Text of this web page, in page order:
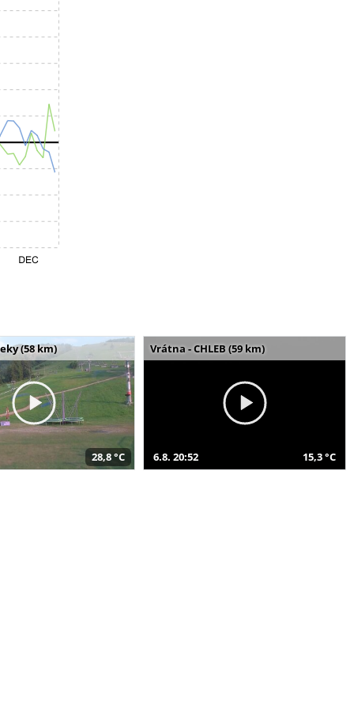
(58 km)
28,8 °C
Vrátna - CHLEB (59 km)
6.8. 20:52 15,3 °C